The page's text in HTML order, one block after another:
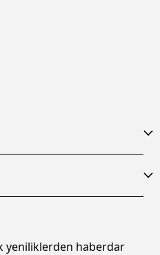
yeniliklerden haberdar